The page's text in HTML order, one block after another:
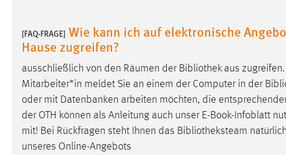
[FAQ-FRAGE] Wie kann ich auf elektronische
Hause zugreifen?
ausschließlich von den Räumen der Bibliothekaus zugreifen.
Mitarbeiter*in meldet Sie an einem der Computer in der
oder mit Datenbanken arbeiten möchten, die
der OTH können als Anleitung auch unser E-Book-Infoblatt
mit! Bei Rückfragen steht Ihnen das Bibliotheksteam
unseres Online-Angebots
Cookie Laufzeit:
MibewSessionID, mibew-chat-frame-
style-5e9dbeb1811c0446 =
Sitzungslaufzeit, mibew_locale = 3
Jahre, MIBEW_UserID = 1 Jahr
Login
Name:
Zweck:
Dieser Cookie ist notwendig um sich an